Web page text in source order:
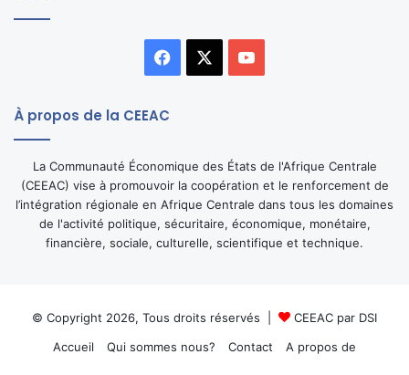
Facebook
À propos de la CEEAC
La Communauté Économique des États de l'Afrique Centrale
(CEEAC) vise à promouvoir la coopération et le renforcement de
l’intégration régionale en Afrique Centrale dans tous les domaines
de l'activité politique, sécuritaire, économique, monétaire,
financière, sociale, culturelle, scientifique et technique.
© Copyright 2026, Tous droits réservés |
CEEAC par DSI
Accueil
Qui sommes nous? Contact A propos de